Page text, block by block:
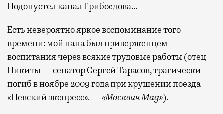
Подопустел канал Грибоедова…
Есть невероятно яркое воспоминание того
времени: мой папа был приверженцем
воспитания через всякие трудовые работы (отец
Никиты — сенатор Сергей Тарасов, трагически
погиб в ноябре 2009 года при крушении поезда
«Невский экспресс». — «Москвич Mag»).